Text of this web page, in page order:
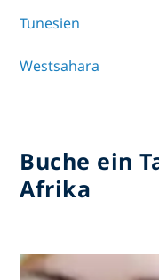
Tunesien
Westsahara
Buche ein
Afrika